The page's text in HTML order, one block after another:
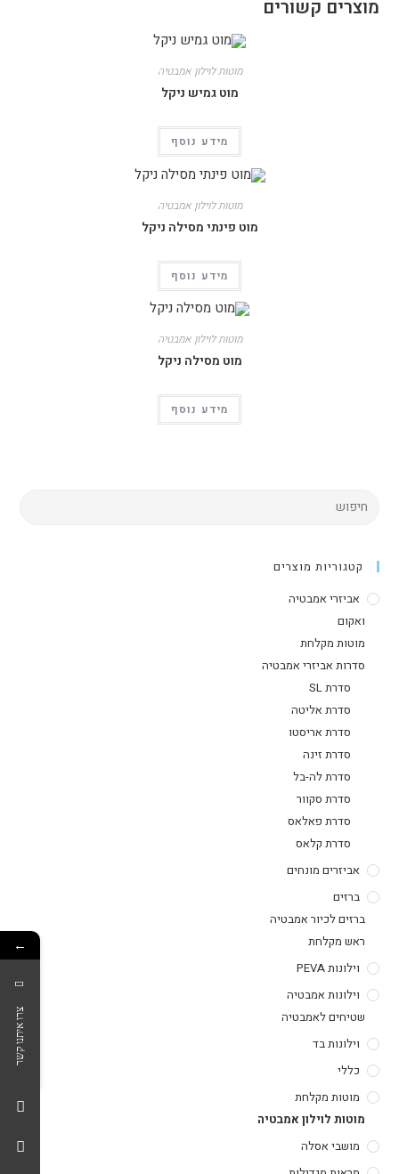
מוצרים קשורים
מוטות לוילון אמבטיה
מוט גמיש ניקל
מידע נוסף
מוטות לוילון אמבטיה
מוט פינתי מסילה ניקל
מידע נוסף
מוטות לוילון אמבטיה
מוט מסילה ניקל
מידע נוסף
קטגוריות מוצרים
אביזרי אמבטיה
ואקום
מוטות מקלחת
סדרות אביזרי אמבטיה
סדרת SL
סדרת אליטה
סדרת אריסטו
סדרת זינה
סדרת לה-בל
סדרת סקוור
סדרת פאלאס
סדרת קלאס
אביזרים מונחים
ברזים
ברזים לכיור אמבטיה
ראש מקלחת
וילונות PEVA
וילונות אמבטיה
שטיחים לאמבטיה
וילונות בד
כללי
מוטות מקלחת
מוטות לוילון אמבטיה
מושבי אסלה
←
צרו איתנו קשר